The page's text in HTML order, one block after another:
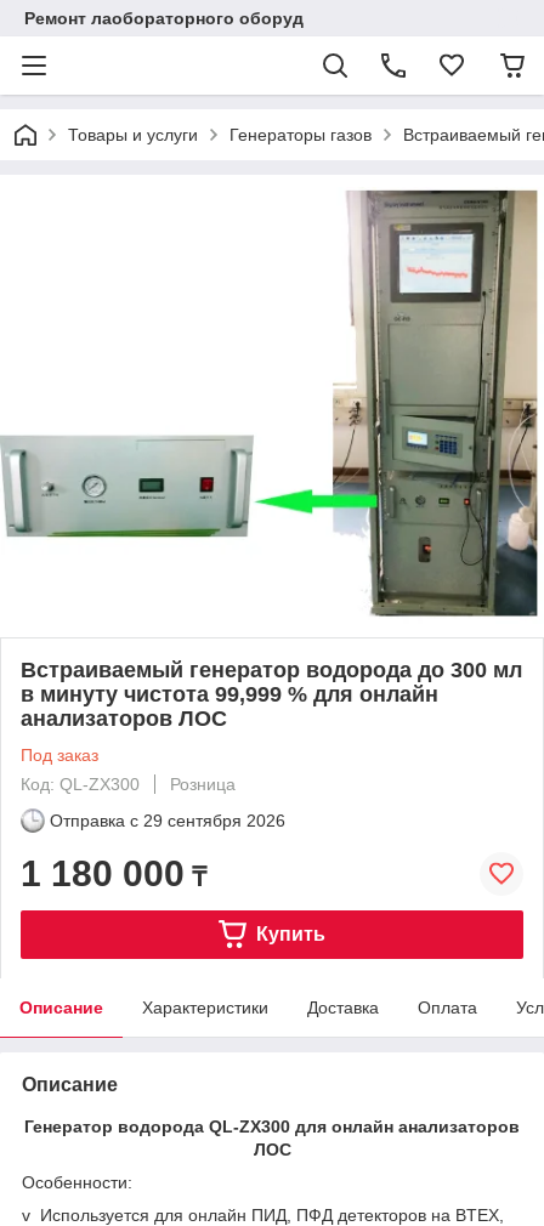
Ремонт лаобораторного оборуд
Товары и услуги Генераторы газов Встраиваемый
Встраиваемый генератор водорода до 300 мл
в минуту чистота 99,999 % для онлайн
анализаторов ЛОС
Под заказ
Код: QL-ZX300
Розница
Отправка с 29 сентября 2026
1 180 000 ₸
Купить
Описание Характеристики Доставка Оплата
Описание
Генератор водорода QL-ZX300 для онлайн анализаторов
ЛОС
Особенности:
v Используется для онлайн ПИД, ПФД детекторов на BTEX,